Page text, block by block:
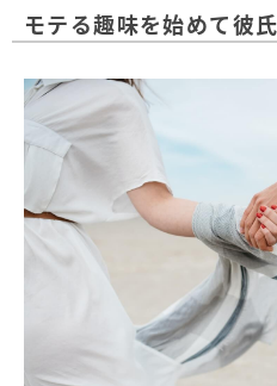
モテる趣味を始めて彼